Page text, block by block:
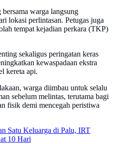
warga langsung
lokasi perlintasan. Petugas juga
tempat kejadian perkara (TKP)
sekaligus peringatan keras
kewaspadaan ekstra
kereta api.
warga diimbau untuk selalu
sebelum melintas, terutama bagi
fisik demi mencegah peristiwa
Satu Keluarga di Palu, IRT
10 Hari